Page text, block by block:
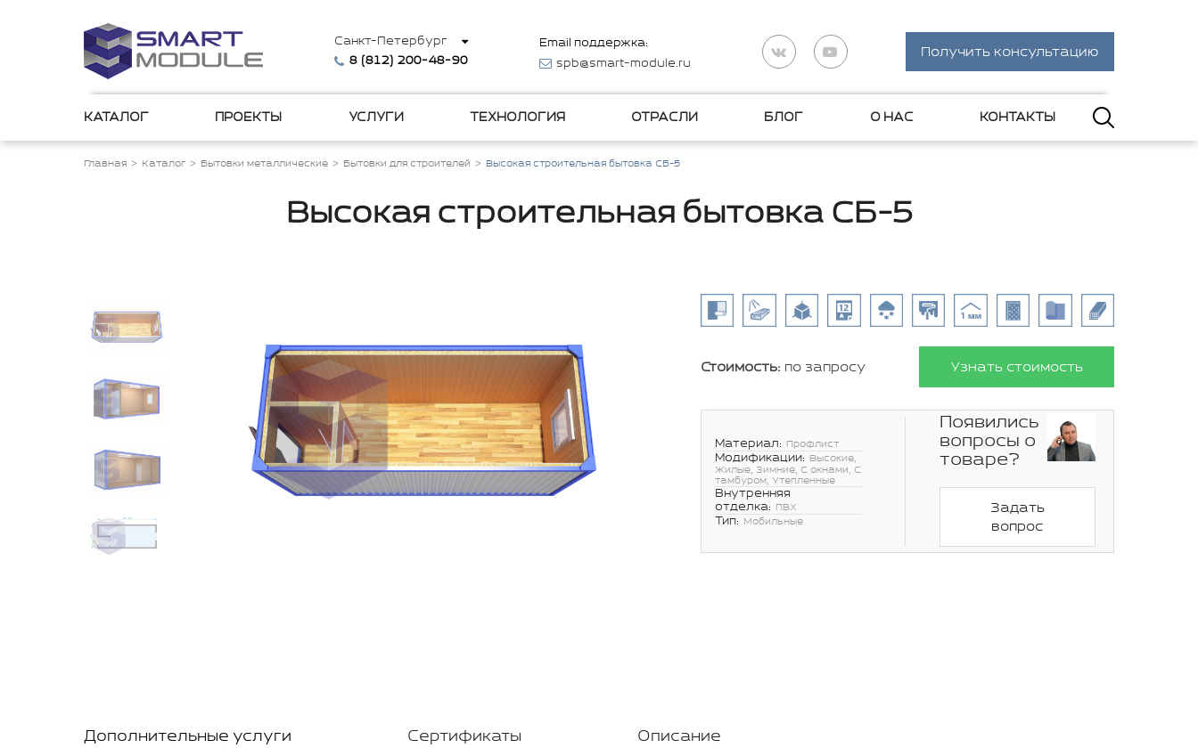
Санкт-Петербург
8 (812) 200-48-90
Email поддержка:
spb@smart-module.ru
Получить консультацию
КАТАЛОГ ПРОЕКТЫ УСЛУГИ ТЕХНОЛОГИЯ ОТРАСЛИ БЛОГ О НАС КОНТАКТЫ
Главная Каталог Бытовки металлические Бытовки для строителей Высокая строительная бытовка СБ-5
Высокая строительная бытовка СБ-5
Стоимость: по запросу Узнать стоимость
Материал: Профлист
Модификации: Высокие,
Жилые, Зимние, С окнами, С
тамбуром, Утепленные
Внутренняя
отделка: ПВХ
Тип: Мобильные
Появились
вопросы о
товаре?
Задать
вопрос
Дополнительные услуги Сертификаты Описание